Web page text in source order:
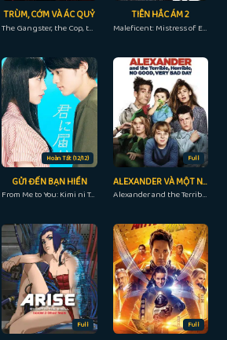
TRÙM, CỚM VÀ ÁC QUỶ
The Gangster, the Cop, the Devil (2019)
TIÊN HẮC ÁM 2
Maleficent: Mistress of Evil (2019)
Hoàn Tất (12/12)
GỬI ĐẾN BẠN HIỀN
From Me to You: Kimi ni Todoke (2023)
Full
ALEXANDER VÀ MỘT NGÀY TỒI TỆ, KINH KHỦNG, CHÁN NẢN, BỰC BỘI
Alexander and the Terrible, Horrible, No Good, Very Bad Day (2014)
Full Full